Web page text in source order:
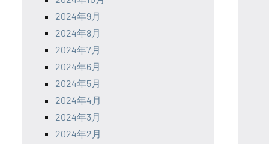
2024年9月
2024年8月
2024年7月
2024年6月
2024年5月
2024年4月
2024年3月
2024年2月